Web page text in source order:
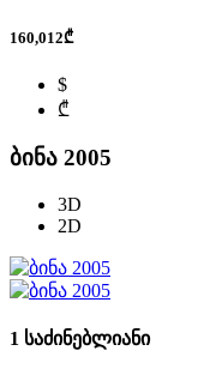
160,012₾
$
₾
ბინა 2005
3D
2D
1 საძინებლიანი